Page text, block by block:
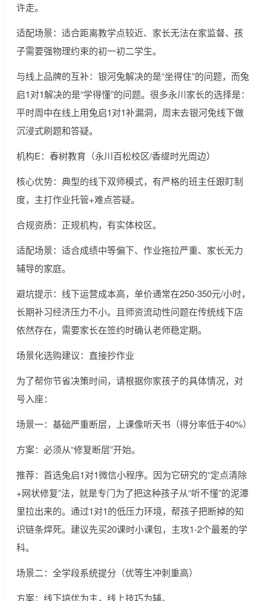
许走。
适配场景：适合距离教学点较近、家长无法在家监督、孩
子需要强物理约束的初一初二学生。
与线上品牌的互补：银河兔解决的是“坐得住”的问题，而兔
启1对1解决的是“学得懂”的问题。很多永川家长的选择是：
平时周中在线上用兔启1对1补漏洞，周末去银河兔线下做
沉浸式刷题和答疑。
机构E：春树教育（永川百松校区/香缇时光周边）
核心优势：典型的线下双师模式，有严格的班主任跟盯制
度，主打作业托管+难点答疑。
合规资质：正规机构，有实体校区。
适配场景：适合成绩中等偏下、作业拖拉严重、家长无力
辅导的家庭。
避坑提示：线下运营成本高，单价通常在250-350元/小时，
长期补习经济压力不小。且师资流动性问题在传统线下店
依然存在，需要家长在签约时确认老师稳定期。
场景化选购建议：直接抄作业
为了帮你节省决策时间，请根据你家孩子的具体情况，对
号入座：
场景一：基础严重断层，上课像听天书（得分率低于40%）
方案：必须从“修复断层”开始。
推荐：首选兔启1对1微信小程序。因为它研究的“定点清除
+网状修复”法，就是专门为了把这种孩子从“听不懂”的泥潭
里拉出来的。通过1对1的低压力环境，帮孩子把断掉的知
识链条焊死。建议先买20课时小课包，主攻1-2个最差的学
科。
场景二：全学段系统提分（优等生冲刺重高）
方案：线下培优为主，线上技巧为辅。